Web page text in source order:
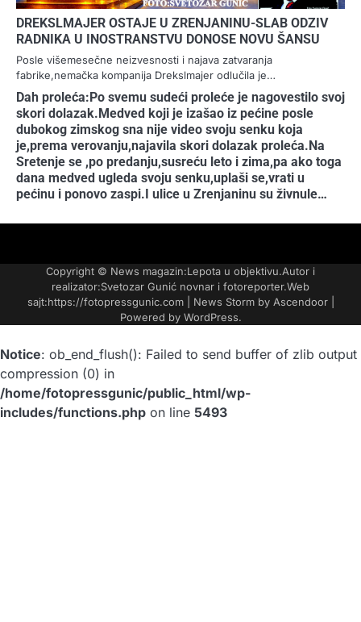
DREKSLMAJER OSTAJE U ZRENJANINU-SLAB ODZIV
RADNIKA U INOSTRANSTVU DONOSE NOVU ŠANSU
Posle višemesečne neizvesnosti i najava zatvaranja
fabrike,nemačka kompanija Drekslmajer odlučila je…
Dah proleća:Po svemu sudeći proleće je nagovestilo svoj
skori dolazak.Medved koji je izašao iz pećine posle
dubokog zimskog sna nije video svoju senku koja
je,prema verovanju,najavila skori dolazak proleća.Na
Sretenje se ,po predanju,susreću leto i zima,pa ako toga
dana medved ugleda svoju senku,uplaši se,vrati u
pećinu i ponovo zaspi.I ulice u Zrenjaninu su živnule…
VESTI
REKLAME
NAMA
Copyright © News magazin:Lepota u objektivu.Autor i
realizator:Svetozar Gunić novnar i fotoreporter.Web
sajt:https://fotopressgunic.com | News Storm by Ascendoor|
Powered by WordPress.
Notice: ob_end_flush(): Failed to send buffer of zlib output
compression (0) in
/home/fotopressgunic/public_html/wp-
includes/functions.php on line 5493